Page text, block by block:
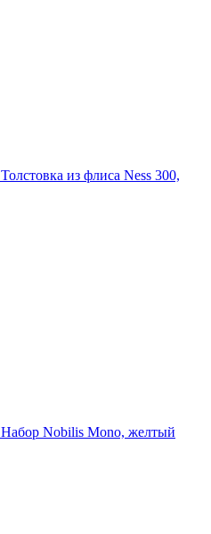
Толстовка из флиса Ness 300,
Набор Nobilis Mono, желтый